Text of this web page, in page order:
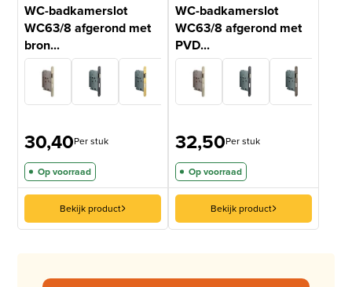
WC-badkamerslot
WC63/8 afgerond met
bron...
30,40Per stuk
Op voorraad
Bekijk product
WC-badkamerslot
WC63/8 afgerond met
PVD...
32,50Per stuk
Op voorraad
Bekijk product